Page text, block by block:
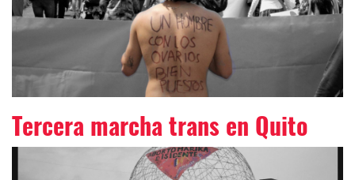
Tercera marcha trans en Quito